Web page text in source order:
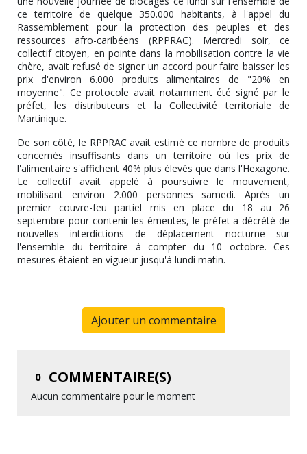
ce territoire de quelque 350.000 habitants, à l'appel du
Rassemblement pour la protection des peuples et des
ressources afro-caribéens (RPPRAC). Mercredi soir, ce
collectif citoyen, en pointe dans la mobilisation contre la vie
chère, avait refusé de signer un accord pour faire baisser les
prix d'environ 6.000 produits alimentaires de "20% en
moyenne". Ce protocole avait notamment été signé par le
préfet, les distributeurs et la Collectivité territoriale de
Martinique.
De son côté, le RPPRAC avait estimé ce nombre de produits
concernés insuffisants dans un territoire où les prix de
l'alimentaire s'affichent 40% plus élevés que dans l'Hexagone.
Le collectif avait appelé à poursuivre le mouvement,
mobilisant environ 2.000 personnes samedi. Après un
premier couvre-feu partiel mis en place du 18 au 26
septembre pour contenir les émeutes, le préfet a décrété de
nouvelles interdictions de déplacement nocturne sur
l'ensemble du territoire à compter du 10 octobre. Ces
mesures étaient en vigueur jusqu'à lundi matin.
Ajouter un commentaire
0 COMMENTAIRE(S)
Aucun commentaire pour le moment